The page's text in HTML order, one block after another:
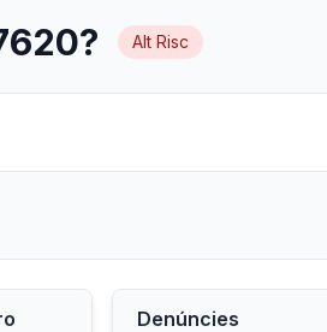
Alt Risc
Denúncies